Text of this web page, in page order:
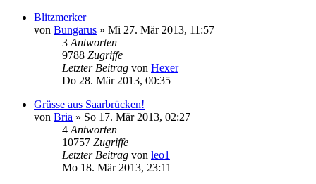
Blitzmerker
von Bungarus » Mi 27. Mär 2013, 11:57
3 Antworten
9788 Zugriffe
Letzter Beitrag von Hexer
Do 28. Mär 2013, 00:35
Grüsse aus Saarbrücken!
von Bria » So 17. Mär 2013, 02:27
4 Antworten
10757 Zugriffe
Letzter Beitrag von leo1
Mo 18. Mär 2013, 23:11